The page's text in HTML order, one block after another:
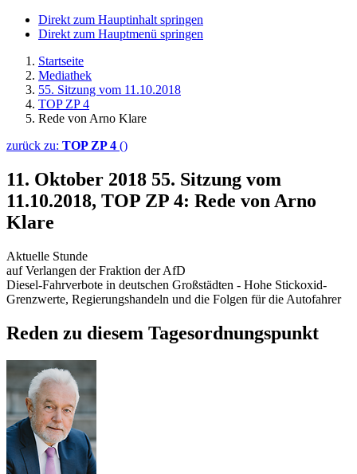
Direkt zum Hauptinhalt springen
Direkt zum Hauptmenü springen
Startseite
Mediathek
55. Sitzung vom 11.10.2018
TOP ZP 4
Rede von Arno Klare
zurück zu: TOP ZP 4 ()
11. Oktober 2018 55. Sitzung vom
11.10.2018, TOP ZP 4: Rede von Arno
Klare
Aktuelle Stunde
auf Verlangen der Fraktion der AfD
Diesel-Fahrverbote in deutschen Großstädten - Hohe Stickoxid-
Grenzwerte, Regierungshandeln und die Folgen für die Autofahrer
Reden zu diesem Tagesordnungspunkt